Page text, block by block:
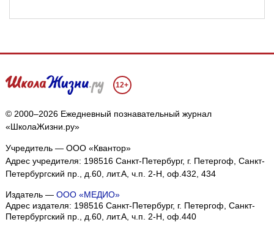
12+
© 2000–2026 Ежедневный познавательный журнал
«ШколаЖизни.ру»
Учредитель — ООО «Квантор»
Адрес учредителя: 198516 Санкт-Петербург, г. Петергоф, Санкт-
Петербургский пр., д.60, лит.А, ч.п. 2-Н, оф.432, 434
Издатель — ООО «МЕДИО»
Адрес издателя: 198516 Санкт-Петербург, г. Петергоф, Санкт-
Петербургский пр., д.60, лит.А, ч.п. 2-Н, оф.440